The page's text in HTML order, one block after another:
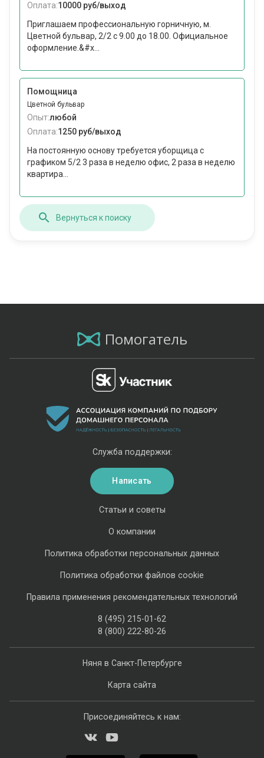
Оплата:10000 руб/выход
Приглашаем профессиональную горничную, м.
Цветной бульвар, 2/2 с 9.00 до 18.00. Официальное
оформление.&#x...
Помощница
Цветной бульвар
Опыт:любой
Оплата:1250 руб/выход
На постоянную основу требуется уборщица с
графиком 5/2 3 раза в неделю офис, 2 раза в неделю
квартира...
Вернуться к поиску
Помогатель
Няня в Санкт-Петербурге
Карта сайта
Статьи и советы
О компании
Политика обработки персональных данных
Политика обработки файлов cookie
Правила применения рекомендательных технологий
8 (495) 215-01-62
8 (800) 222-80-26
Служба поддержки:
Написать
Присоединяйтесь к нам: